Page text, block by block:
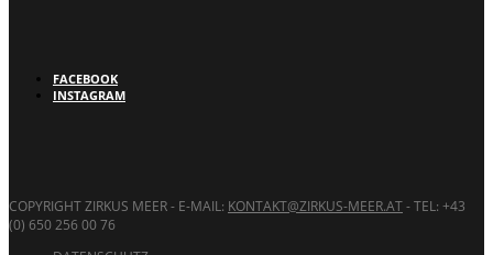
FACEBOOK
INSTAGRAM
COPYRIGHT ZIRKUS MEER - E-MAIL: KONTAKT@ZIRKUS-MEER.AT- TEL: +43
(0) 650 256 00 76